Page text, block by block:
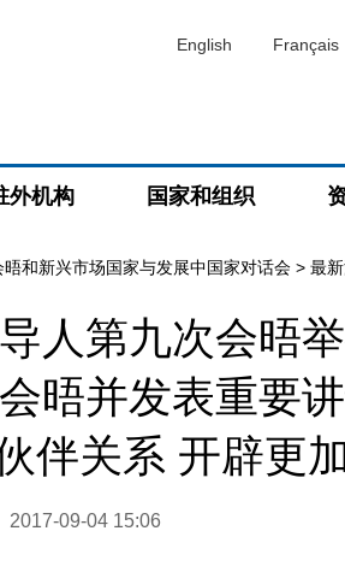
English Français
外机构 国家和组织
和新兴市场国家与发展中国家对话会 > 最
人第九次会晤
晤并发表重要
伴关系 开辟更
2017-09-04 15:06